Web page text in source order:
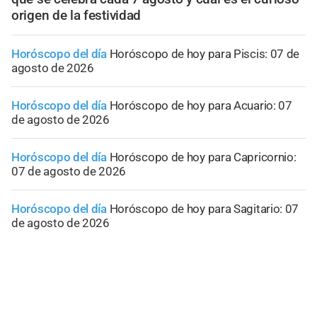
origen de la festividad
Horóscopo del día Horóscopo de hoy para Piscis: 07 de
agosto de 2026
Horóscopo del día Horóscopo de hoy para Acuario: 07
de agosto de 2026
Horóscopo del día Horóscopo de hoy para Capricornio:
07 de agosto de 2026
Horóscopo del día Horóscopo de hoy para Sagitario: 07
de agosto de 2026